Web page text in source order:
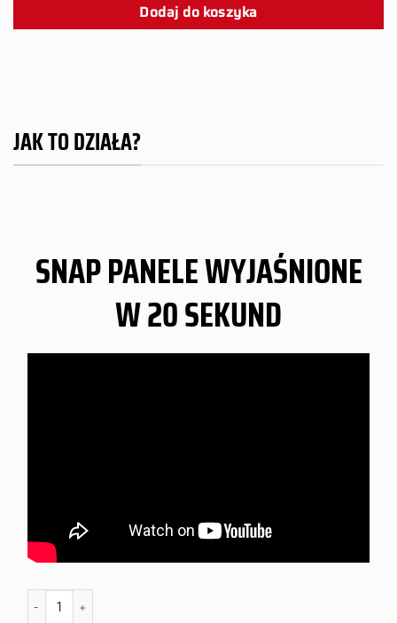
Dodaj do koszyka
JAK TO DZIAŁA?
SNAP PANELE WYJAŚNIONE
W 20 SEKUND
ilość PS5 TREPRIL Snap Panel